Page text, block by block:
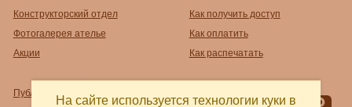
Конструкторский отдел
Фотогалерея ателье
Акции
Как получить доступ
Как оплатить
Как распечатать
Публичный договор-оферта
На сайте используется технологии куки в